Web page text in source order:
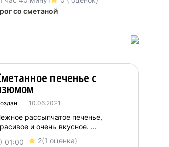
со сметаной
печенье с
10.06.2021
01:00 2(1 оценка)
рассыпчатое печенье,
и очень вкусное. ...